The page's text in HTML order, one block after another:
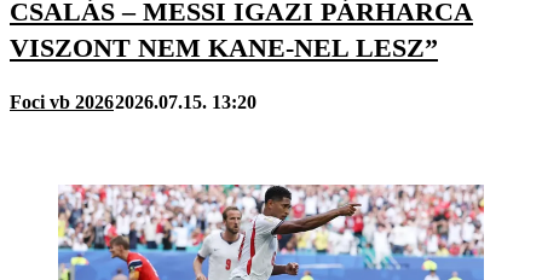
CSALÁS – MESSI IGAZI PÁRHARCA
VISZONT NEM KANE-NEL LESZ”
Foci vb 20262026.07.15. 13:20